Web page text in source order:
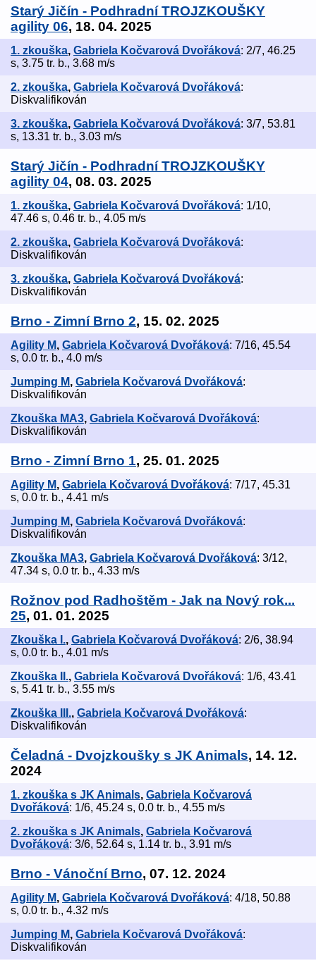
Starý Jičín - Podhradní TROJZKOUŠKY
agility 06, 18. 04. 2025
1. zkouška, Gabriela Kočvarová Dvořáková: 2/7, 46.25
s, 3.75 tr. b., 3.68 m/s
2. zkouška, Gabriela Kočvarová Dvořáková:
Diskvalifikován
3. zkouška, Gabriela Kočvarová Dvořáková: 3/7, 53.81
s, 13.31 tr. b., 3.03 m/s
Starý Jičín - Podhradní TROJZKOUŠKY
agility 04, 08. 03. 2025
1. zkouška, Gabriela Kočvarová Dvořáková: 1/10,
47.46 s, 0.46 tr. b., 4.05 m/s
2. zkouška, Gabriela Kočvarová Dvořáková:
Diskvalifikován
3. zkouška, Gabriela Kočvarová Dvořáková:
Diskvalifikován
Brno - Zimní Brno 2, 15. 02. 2025
Agility M, Gabriela Kočvarová Dvořáková: 7/16, 45.54
s, 0.0 tr. b., 4.0 m/s
Jumping M, Gabriela Kočvarová Dvořáková:
Diskvalifikován
Zkouška MA3, Gabriela Kočvarová Dvořáková:
Diskvalifikován
Brno - Zimní Brno 1, 25. 01. 2025
Agility M, Gabriela Kočvarová Dvořáková: 7/17, 45.31
s, 0.0 tr. b., 4.41 m/s
Jumping M, Gabriela Kočvarová Dvořáková:
Diskvalifikován
Zkouška MA3, Gabriela Kočvarová Dvořáková: 3/12,
47.34 s, 0.0 tr. b., 4.33 m/s
Rožnov pod Radhoštěm - Jak na Nový rok...
25, 01. 01. 2025
Zkouška I., Gabriela Kočvarová Dvořáková: 2/6, 38.94
s, 0.0 tr. b., 4.01 m/s
Zkouška II., Gabriela Kočvarová Dvořáková: 1/6, 43.41
s, 5.41 tr. b., 3.55 m/s
Zkouška III., Gabriela Kočvarová Dvořáková:
Diskvalifikován
Čeladná - Dvojzkoušky s JK Animals, 14. 12.
2024
1. zkouška s JK Animals, Gabriela Kočvarová
Dvořáková: 1/6, 45.24 s, 0.0 tr. b., 4.55 m/s
2. zkouška s JK Animals, Gabriela Kočvarová
Dvořáková: 3/6, 52.64 s, 1.14 tr. b., 3.91 m/s
Brno - Vánoční Brno, 07. 12. 2024
Agility M, Gabriela Kočvarová Dvořáková: 4/18, 50.88
s, 0.0 tr. b., 4.32 m/s
Jumping M, Gabriela Kočvarová Dvořáková:
Diskvalifikován